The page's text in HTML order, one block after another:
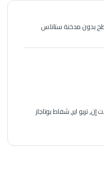
60 سم مسطح بدون مدخنة ستانلس
إن,تربو اير,شفاط بوتاجاز